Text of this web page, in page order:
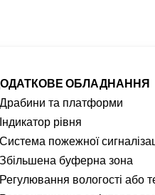
ОБЛАДНАННЯ
та платформи
рівня
пожежної
буферна зона
вологості або